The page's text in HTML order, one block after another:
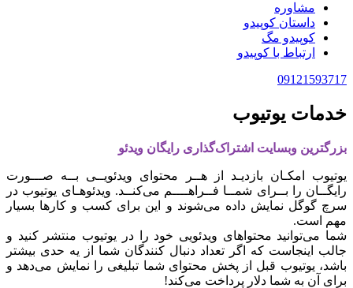
مشاوره
داستان کوپیدو
کوپیدو مگ
ارتباط با کوپیدو
09121593717
خدمات یوتیوب
بزرگترین وبسایت اشتراک‌گذاری رایگان ویدئو
یوتیوب امکـان بازدیـد از هــر محتوای ویدئویــی بــه صـــورت
رایگــان را بــرای شمــا فــراهــــم می‌کنــد. ویدئوهـای یوتیوب در
سرچ گوگل نمایش داده می‌شوند و این برای کسب و کارها بسیار
مهم است.
شما می‌توانید محتواهای ویدئویی خود را در یوتیوب منتشر کنید و
جالب اینجاست که اگر تعداد دنبال کنندگان شما از یه حدی بیشتر
باشد، یوتیوب قبل از پخش محتوای شما تبلیغی را نمایش می‌دهد و
برای آن به شما دلار پرداخت می‌کند!